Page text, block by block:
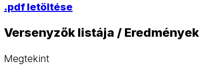
.pdf letöltése
Versenyzők listája / Eredmények
Megtekint